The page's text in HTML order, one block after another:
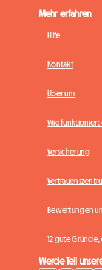
Mehr erfahren
Hilfe
Kontakt
Über uns
Wie funktioniert
Versicherung
Bewertungen
12 gute Gründe,
Werde Teil